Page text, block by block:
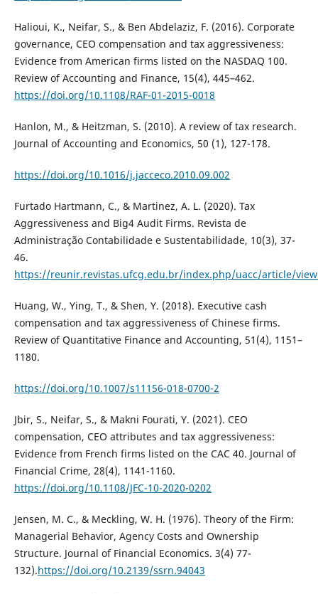
Halioui, K., Neifar, S., & Ben Abdelaziz, F. (2016). Corporate
governance, CEO compensation and tax aggressiveness:
Evidence from American firms listed on the NASDAQ 100.
Review of Accounting and Finance, 15(4), 445–462.
https://doi.org/10.1108/RAF-01-2015-0018
Hanlon, M., & Heitzman, S. (2010). A review of tax research.
Journal of Accounting and Economics, 50 (1), 127-178.
https://doi.org/10.1016/j.jacceco.2010.09.002
Furtado Hartmann, C., & Martinez, A. L. (2020). Tax
Aggressiveness and Big4 Audit Firms. Revista de
Administração Contabilidade e Sustentabilidade, 10(3), 37-
46.
https://reunir.revistas.ufcg.edu.br/index.php/uacc/article/
Huang, W., Ying, T., & Shen, Y. (2018). Executive cash
compensation and tax aggressiveness of Chinese firms.
Review of Quantitative Finance and Accounting, 51(4), 1151–
1180.
https://doi.org/10.1007/s11156-018-0700-2
Jbir, S., Neifar, S., & Makni Fourati, Y. (2021). CEO
compensation, CEO attributes and tax aggressiveness:
Evidence from French firms listed on the CAC 40. Journal of
Financial Crime, 28(4), 1141-1160.
https://doi.org/10.1108/JFC-10-2020-0202
Jensen, M. C., & Meckling, W. H. (1976). Theory of the Firm:
Managerial Behavior, Agency Costs and Ownership
Structure. Journal of Financial Economics. 3(4) 77-
132).https://doi.org/10.2139/ssrn.94043